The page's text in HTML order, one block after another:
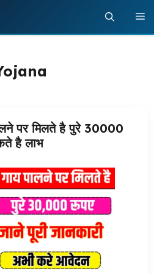
पर मिलते है पुरे 30000
है लाभ